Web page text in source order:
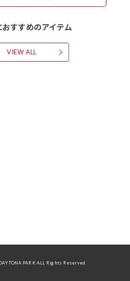
おすすめのアイテム
VIEW ALL
PARK ALL Rights Reserved.